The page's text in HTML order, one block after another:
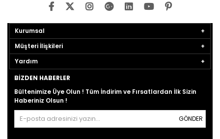
Kurumsal
Müşteri İlişkileri
Yardım
BIZDEN HABERLER
Bültenimize Üye Olun ! Tüm İndirim ve Fırsatlardan İlk Sizin
Haberiniz Olsun !
GÖNDER